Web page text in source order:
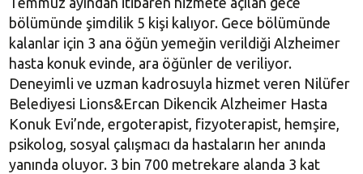
bölümünde şimdilik 5 kişi kalıyor. Gece bölümünde
kalanlar için 3 ana öğün yemeğin verildiği Alzheimer
hasta konuk evinde, ara öğünler de veriliyor.
Deneyimli ve uzman kadrosuyla hizmet veren Nilüfer
Belediyesi Lions&Ercan Dikencik Alzheimer Hasta
Konuk Evi’nde, ergoterapist, fizyoterapist, hemşire,
psikolog, sosyal çalışmacı da hastaların her anında
yanında oluyor. 3 bin 700 metrekare alanda 3 kat